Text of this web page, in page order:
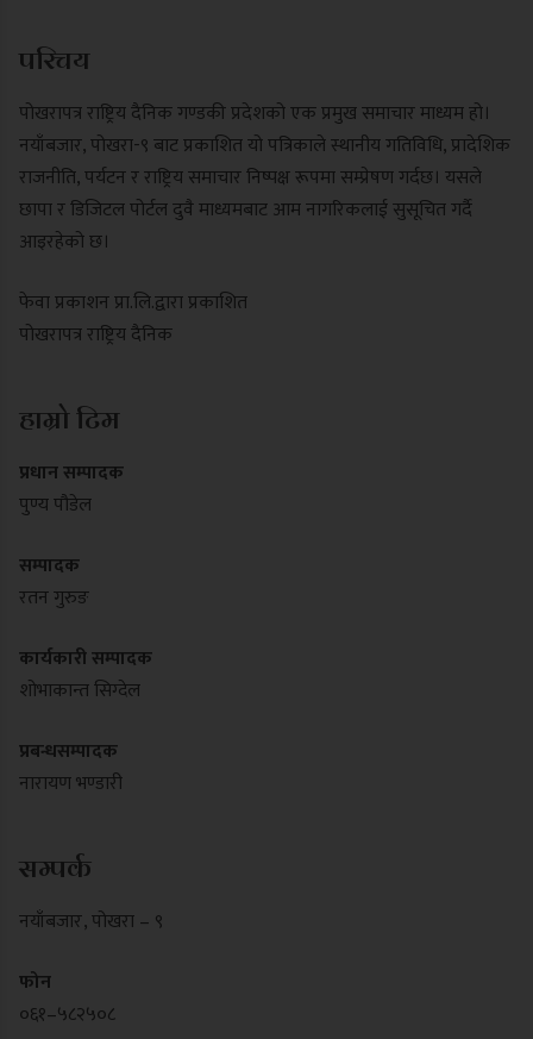
परिचय
पोखरापत्र राष्ट्रिय दैनिक गण्डकी प्रदेशको एक प्रमुख समाचार माध्यम हो।
नयाँबजार, पोखरा-९ बाट प्रकाशित यो पत्रिकाले स्थानीय गतिविधि, प्रादेशिक
राजनीति, पर्यटन र राष्ट्रिय समाचार निष्पक्ष रूपमा सम्प्रेषण गर्दछ। यसले
छापा र डिजिटल पोर्टल दुवै माध्यमबाट आम नागरिकलाई सुसूचित गर्दै
आइरहेको छ।
फेवा प्रकाशन प्रा.लि.द्वारा प्रकाशित
पोखरापत्र राष्ट्रिय दैनिक
हाम्रो टिम
प्रधान सम्पादक
पुण्य पौडेल
सम्पादक
रतन गुरुङ
कार्यकारी सम्पादक
शोभाकान्त सिग्देल
प्रबन्धसम्पादक
नारायण भण्डारी
सम्पर्क
नयाँबजार , पोखरा – ९
फोन
०६१–५८२५०८